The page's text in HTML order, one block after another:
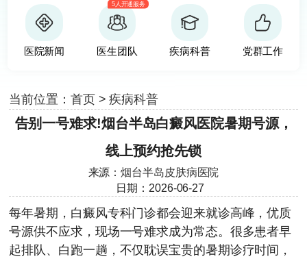
移植治疗白癜风，包括自体表皮移植、微小皮片移植、
自体培养黑素细胞移植等。
医院新闻
5人开通服务
医生团队 疾病科普 党群工作
当前位置： 首页>疾病科普
告别一号难求!烟台半岛白癜风医院暑期号源，
线上预约抢先锁
来源：烟台半岛皮肤病医院
日期：2026-06-27
每年暑期，白癜风专科门诊都会迎来就诊高峰，优质
号源供不应求，现场一号难求成为常态。很多患者早
起排队、白跑一趟，不仅耽误宝贵的暑期诊疗时间，